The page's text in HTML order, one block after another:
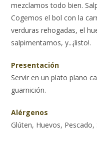
mezclamos todo bien.
Cogemos el bol con la
verduras rehogadas, el
salpimentamos, y...¡listo!.
Presentación
Servir en un plato plano
guarnición.
Alérgenos
Glúten, Huevos, Pescado,